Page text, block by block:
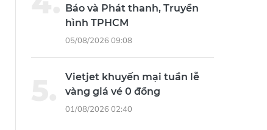
Báo và Phát thanh, Truyền
hình TPHCM
05/08/2026 09:08
Vietjet khuyến mại tuần lễ
vàng giá vé 0 đồng
01/08/2026 02:40